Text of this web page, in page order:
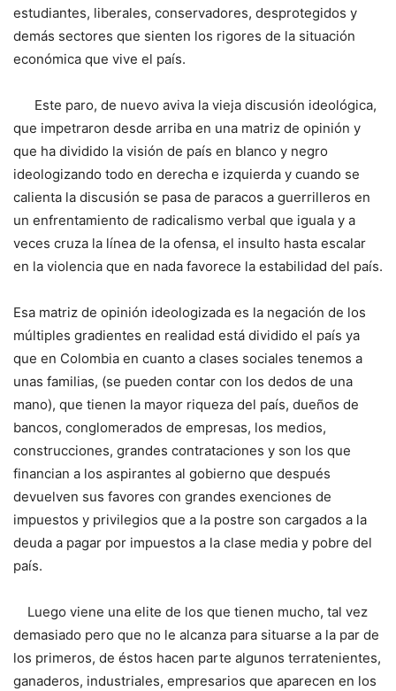
estudiantes, liberales, conservadores, desprotegidos y
demás sectores que sienten los rigores de la situación
económica que vive el país.
Este paro, de nuevo aviva la vieja discusión ideológica,
que impetraron desde arriba en una matriz de opinión y
que ha dividido la visión de país en blanco y negro
ideologizando todo en derecha e izquierda y cuando se
calienta la discusión se pasa de paracos a guerrilleros en
un enfrentamiento de radicalismo verbal que iguala y a
veces cruza la línea de la ofensa, el insulto hasta escalar
en la violencia que en nada favorece la estabilidad del país.
Esa matriz de opinión ideologizada es la negación de los
múltiples gradientes en realidad está dividido el país ya
que en Colombia en cuanto a clases sociales tenemos a
unas familias, (se pueden contar con los dedos de una
mano), que tienen la mayor riqueza del país, dueños de
bancos, conglomerados de empresas, los medios,
construcciones, grandes contrataciones y son los que
financian a los aspirantes al gobierno que después
devuelven sus favores con grandes exenciones de
impuestos y privilegios que a la postre son cargados a la
deuda a pagar por impuestos a la clase media y pobre del
país.
Luego viene una elite de los que tienen mucho, tal vez
demasiado pero que no le alcanza para situarse a la par de
los primeros, de éstos hacen parte algunos terratenientes,
ganaderos, industriales, empresarios que aparecen en los